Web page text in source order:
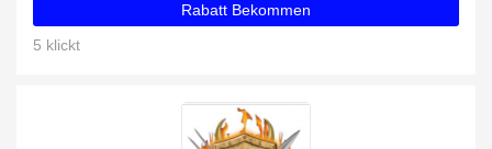
Rabatt Bekommen
5 klickt